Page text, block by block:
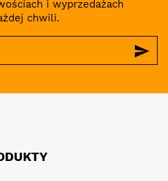
i wyprzedażach
chwili.
send